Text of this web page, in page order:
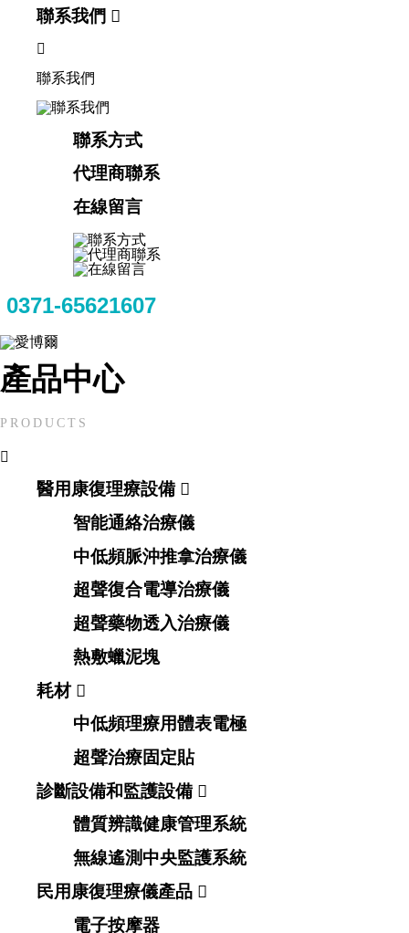
聯系我們 

聯系我們
聯系方式
代理商聯系
在線留言
0371-65621607
產品中心
PRODUCTS

醫用康復理療設備 
智能通絡治療儀
中低頻脈沖推拿治療儀
超聲復合電導治療儀
超聲藥物透入治療儀
熱敷蠟泥塊
耗材 
中低頻理療用體表電極
超聲治療固定貼
診斷設備和監護設備 
體質辨識健康管理系統
無線遙測中央監護系統
民用康復理療儀產品 
電子按摩器